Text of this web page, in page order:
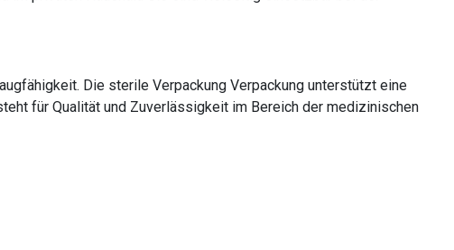
Die sterile Verpackung Verpackung unterstützt eine
für Qualität und Zuverlässigkeit im Bereich der medizinischen